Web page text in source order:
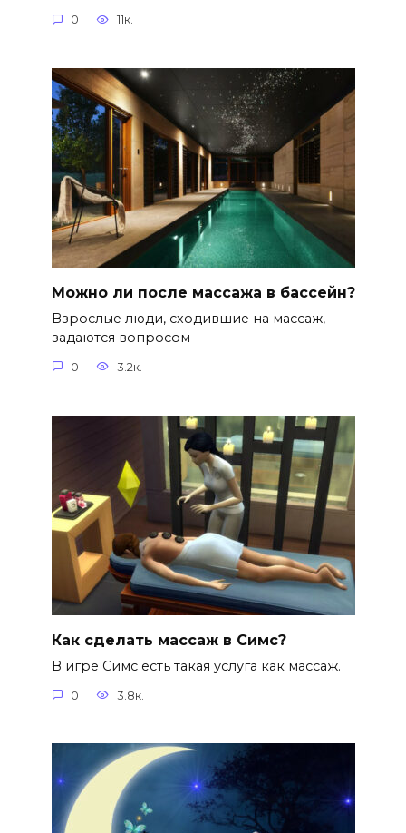
0 11к.
Можно ли после массажа в бассейн?
Взрослые люди, сходившие на массаж,
задаются вопросом
0 3.2к.
Как сделать массаж в Симс?
В игре Симс есть такая услуга как массаж.
0 3.8к.